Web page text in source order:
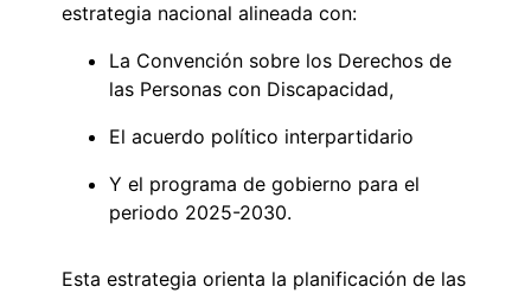
estrategia nacional alineada con:
La Convención sobre los Derechos de
las Personas con Discapacidad,
El acuerdo político interpartidario
Y el programa de gobierno para el
periodo 2025-2030.
Esta estrategia orienta la planificación de las